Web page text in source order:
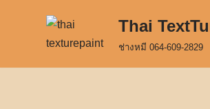
Thai
ช่างหมี 064-609-2829